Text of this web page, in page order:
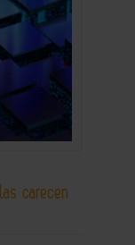
carecen